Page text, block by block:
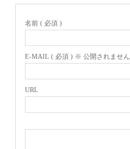
名前 ( 必須 )
E-MAIL ( 必須 ) ※ 公開されません
URL